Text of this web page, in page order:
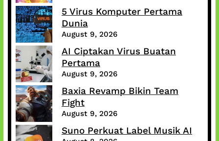
5 Virus Komputer Pertama
Dunia
August 9, 2026
AI Ciptakan Virus Buatan
Pertama
August 9, 2026
Baxia Revamp Bikin Team
Fight
August 9, 2026
Suno Perkuat Label Musik AI